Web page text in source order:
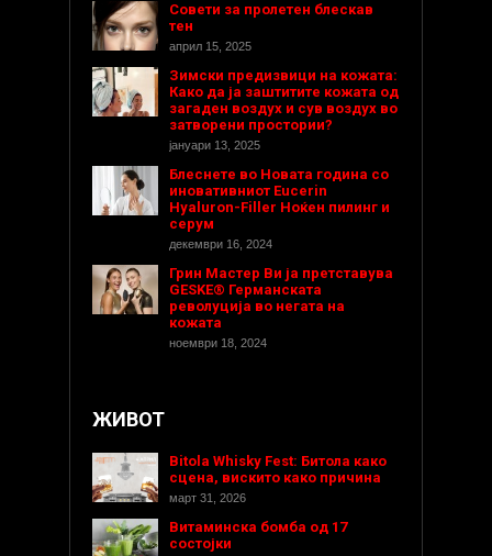
Совети за пролетен блескав
тен
април 15, 2025
Зимски предизвици на кожата:
Како да ја заштитите кожата од
загаден воздух и сув воздух во
затворени простории?
јануари 13, 2025
Блеснете во Новата година со
иновативниот Eucerin
Hyaluron-Filler Ноќен пилинг и
серум
декември 16, 2024
Грин Мастер Ви ја претставува
GESKE® Германската
револуција во негата на
кожата
ноември 18, 2024
ЖИВОТ
Bitola Whisky Fest: Битола како
сцена, вискито како причина
март 31, 2026
Витаминска бомба од 17
состојки